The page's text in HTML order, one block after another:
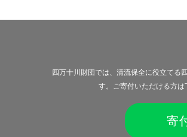
四万十川財団では、清流保全に役立てる
す。ご寄付いただける方は
寄